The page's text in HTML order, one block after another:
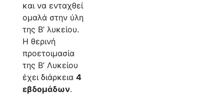
και να ενταχθεί
ομαλά στην ύλη
της Β’ λυκείου.
Η θερινή
προετοιμασία
της Β’ Λυκείου
έχει διάρκεια 4
εβδομάδων.